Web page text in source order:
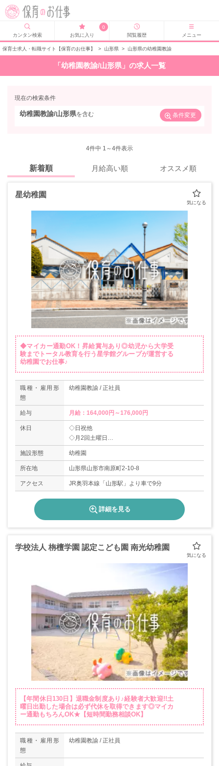
カンタン検索
0
お気に入り
閲覧履歴 メニュー
保育士求人・転職サイト【保育のお仕事】 > 山形県 > 山形県の幼稚園教諭
「幼稚園教諭/山形県」の求人一覧
現在の検索条件
幼稚園教諭/山形県を含む 条件変更
4件中 1～4件表示
新着順 月給高い順 オススメ順
星幼稚園
◆マイカー通勤OK！昇給賞与あり◎幼児から大学受
験までトータル教育を行う星学館グループが運営する
幼稚園でお仕事♪
職種・雇用形
態
幼稚園教諭 / 正社員
給与 月給：164,000円～176,000円
休日
◇日祝他
◇月2回土曜日
◇春夏年末年始
◇有給休暇
施設形態 幼稚園
所在地 山形県山形市南原町2-10-8
アクセス JR奥羽本線「山形駅」より車で9分
詳細を見る
学校法人 栴檀学園 認定こども園 南光幼稚園
【年間休日130日】退職金制度あり♪経験者大歓迎!!土
曜日出勤した場合は必ず代休を取得できます◎マイカ
ー通勤もちろんOK★【短時間勤務相談OK】
職種・雇用形
態
幼稚園教諭 / 正社員